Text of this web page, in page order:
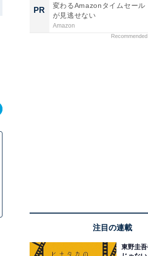
PR
変わるAmazonタイムセール
が見逃せない
Amazon
注目の連載
東野圭